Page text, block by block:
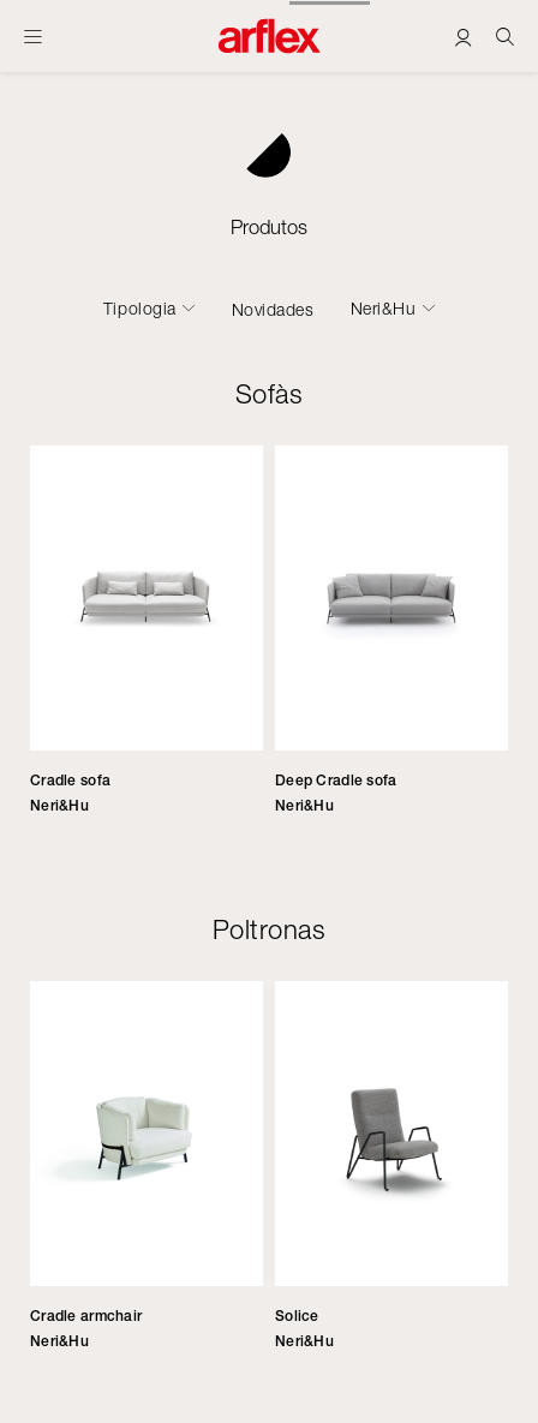
Produtos
Tipologia Novidades Neri&Hu
Sofàs
Cradle sofa
Neri&Hu
Deep Cradle sofa
Neri&Hu
Poltronas
Cradle armchair
Neri&Hu
Solice
Neri&Hu